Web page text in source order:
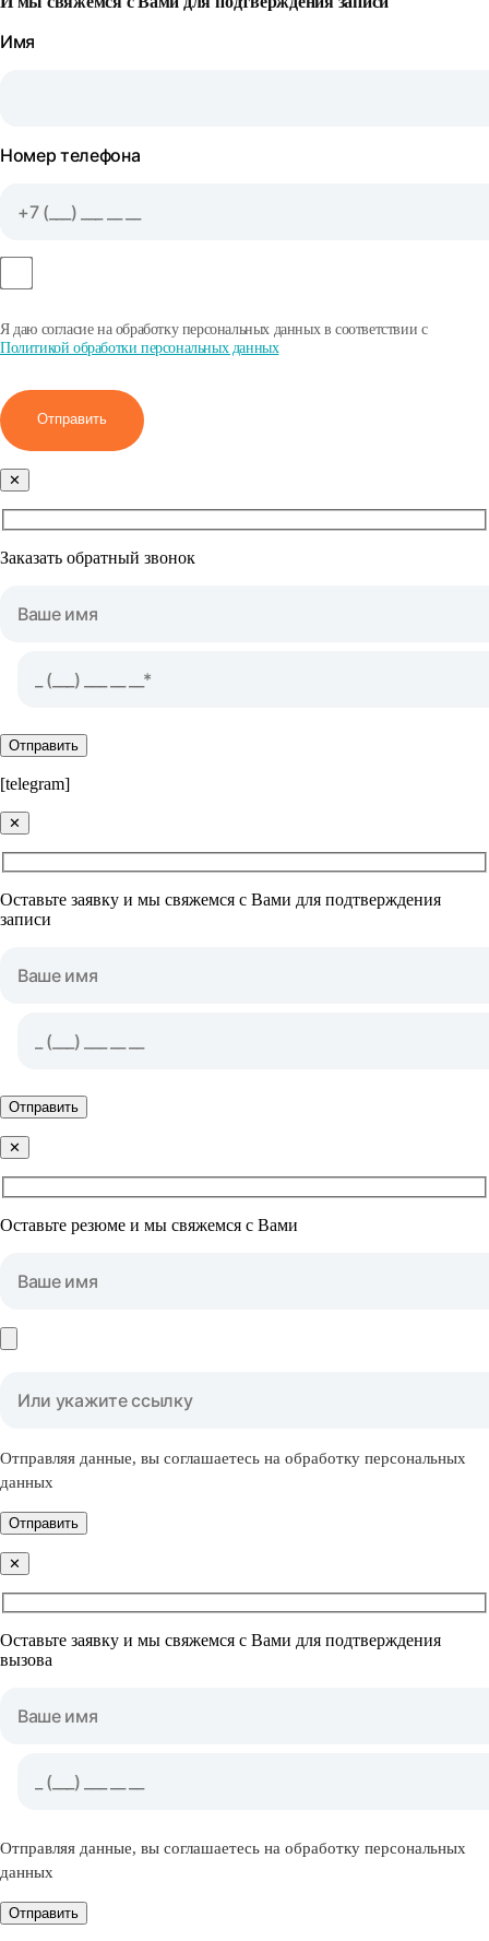
Имя
Номер телефона
Я даю согласие на обработку персональных данных в соответствии с
Политикой обработки персональных данных
Отправить
✕
Заказать обратный звонок
Отправить
[telegram]
✕
Оставьте заявку и мы свяжемся с Вами для подтверждения
записи
Отправить
✕
Оставьте резюме и мы свяжемся с Вами
Отправляя данные, вы соглашаетесь на обработку персональных
данных
Отправить
✕
Оставьте заявку и мы свяжемся с Вами для подтверждения
вызова
Отправляя данные, вы соглашаетесь на обработку персональных
данных
Отправить